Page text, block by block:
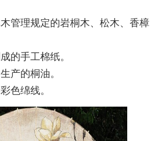
管理规定的岩桐木、松木、香樟
的手工棉纸。
产的桐油。
色绵线。